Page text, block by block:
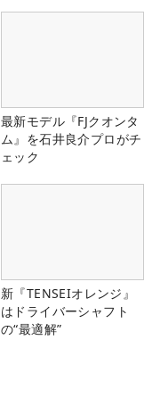
最新モデル『FJクオンタ
ム』を石井良介プロがチ
ェック
新『TENSEIオレンジ』
はドライバーシャフト
の“最適解”